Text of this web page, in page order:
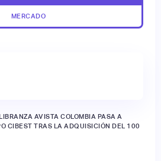
MERCADO
AVISTA COLOMBIA PASA A
CIBEST TRAS LA ADQUISICIÓN DEL 100